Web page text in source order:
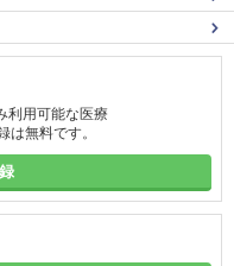
利用可能な医療
は無料です。